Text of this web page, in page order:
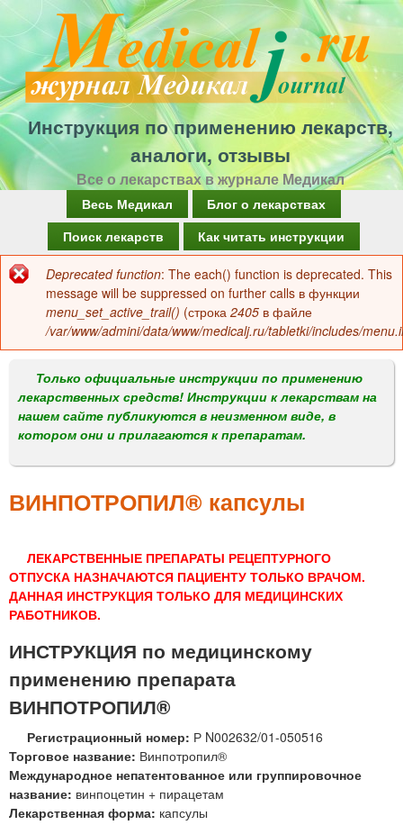
Перейти
к
основному
содержанию
Инструкция по применению лекарств,
аналоги, отзывы
Все о лекарствах в журнале Медикал
а
в
о
м
е
н
Весь Медикал
Блог о лекарствах
Поиск лекарств
Как читать инструкции
Сообщение
об
ошибке
Deprecated function: The each() function is deprecated. This
message will be suppressed on further calls в функции
menu_set_active_trail() (строка 2405 в файле
/var/www/admini/data/www/medicalj.ru/tabletki/includes/
Только официальные инструкции по применению
лекарственных средств! Инструкции к лекарствам на
нашем сайте публикуются в неизменном виде, в
котором они и прилагаются к препаратам.
ВИНПОТРОПИЛ® капсулы
ЛЕКАРСТВЕННЫЕ ПРЕПАРАТЫ РЕЦЕПТУРНОГО
ОТПУСКА НАЗНАЧАЮТСЯ ПАЦИЕНТУ ТОЛЬКО ВРАЧОМ.
ДАННАЯ ИНСТРУКЦИЯ ТОЛЬКО ДЛЯ МЕДИЦИНСКИХ
РАБОТНИКОВ.
ИНСТРУКЦИЯ по медицинскому
применению препарата
ВИНПОТРОПИЛ®
Регистрационный номер: Р N002632/01-050516
Торговое название: Винпотропил®
Международное непатентованное или группировочное
название: винпоцетин + пирацетам
Лекарственная форма: капсулы